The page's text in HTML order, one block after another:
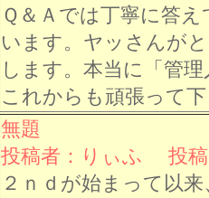
Ｑ＆Ａでは丁寧に答
います。ヤッさんが
します。本当に「管
これからも頑張って
無題
投稿者：りぃふ 投稿
２ｎｄが始まって以